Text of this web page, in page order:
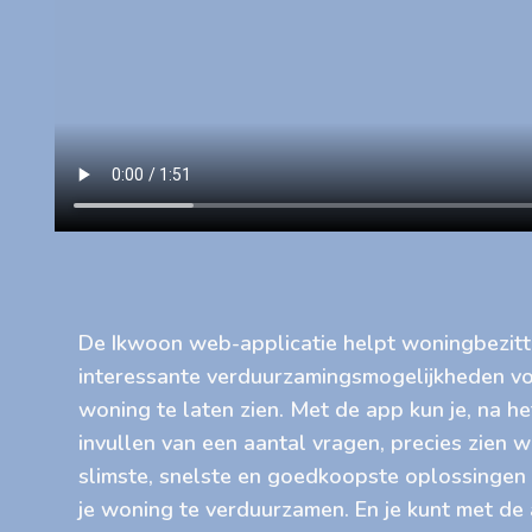
De Ikwoon web-applicatie helpt
interessante verduurzamingsmogelijkheden
woning te laten zien. Met de app kun je, na
invullen van een aantal vragen, precies zien
slimste, snelste en goedkoopste oplossingen
je woning te verduurzamen. En je kunt met de